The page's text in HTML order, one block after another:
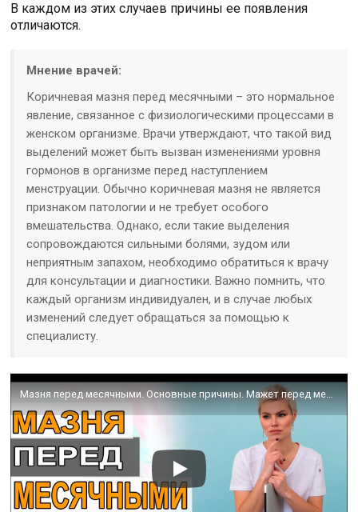
В каждом из этих случаев причины ее появления
отличаются.
Мнение врачей:
Коричневая мазня перед месячными – это нормальное
явление, связанное с физиологическими процессами в
женском организме. Врачи утверждают, что такой вид
выделений может быть вызван изменениями уровня
гормонов в организме перед наступлением
менструации. Обычно коричневая мазня не является
признаком патологии и не требует особого
вмешательства. Однако, если такие выделения
сопровождаются сильными болями, зудом или
неприятным запахом, необходимо обратиться к врачу
для консультации и диагностики. Важно помнить, что
каждый организм индивидуален, и в случае любых
изменений следует обращаться за помощью к
специалисту.
Мазня перед месячными. Основные причины. Мажет перед месячными. Гинеколог Екатерина Волкова.